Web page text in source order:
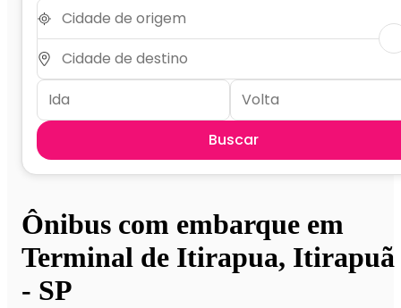
Buscar
Ônibus com embarque em
Terminal de Itirapua, Itirapuã
- SP